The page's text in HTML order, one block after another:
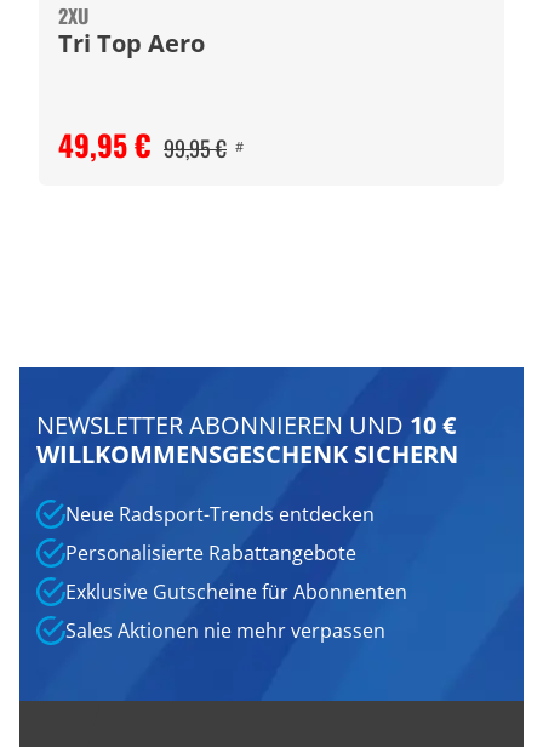
2XU
Tri Top Aero
49,95 € 99,95 € #
NEWSLETTER ABONNIEREN UND 10 €
WILLKOMMENSGESCHENK SICHERN
Neue Radsport-Trends entdecken
Personalisierte Rabattangebote
Exklusive Gutscheine für Abonnenten
Sales Aktionen nie mehr verpassen